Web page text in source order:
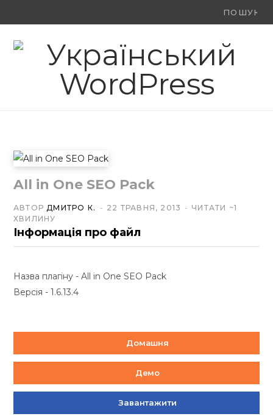
Ви
F X
(
)
Y
o
All in One SEO Pack
АВТОРДМИТРО К. 22 ТРАВНЯ, 2013
ЧИТАТИ ~1
ХВИЛИНУ
Інформація про файл
Назва плагіну - All in One SEO Pack
Версія - 1.6.13.4
Домашня
Демо
Завантажити